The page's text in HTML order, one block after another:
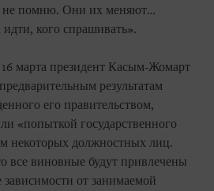
не помню. Они их меняют…
кого спрашивать».
16 марта президент Касым-Жомарт
результатам
его правительством,
«попыткой государственного
некоторых должностных лиц.
все виновные будут привлечены
зависимости от занимаемой